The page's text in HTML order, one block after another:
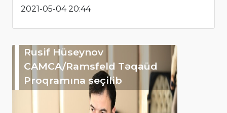
2021-05-04 20:44
Rusif Hüseynov
CAMCA/Ramsfeld Təqaüd
Proqramına seçilib